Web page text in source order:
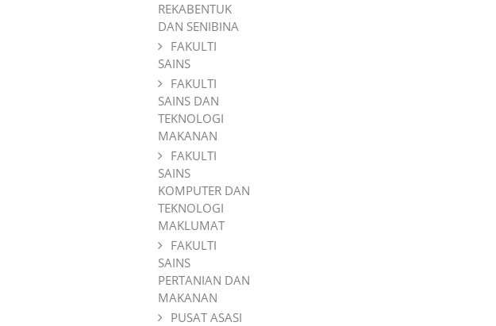
REKABENTUK
DAN SENIBINA
FAKULTI
SAINS
FAKULTI
SAINS DAN
TEKNOLOGI
MAKANAN
FAKULTI
SAINS
KOMPUTER DAN
TEKNOLOGI
MAKLUMAT
FAKULTI
SAINS
PERTANIAN DAN
MAKANAN
PUSAT ASASI